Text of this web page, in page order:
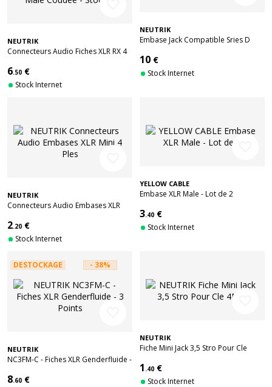
NEUTRIK
Connecteurs Audio Fiches XLR RX 4
6.50 €
Stock Internet
NEUTRIK
Embase Jack Compatible Sries D
10 €
Stock Internet
NEUTRIK
Connecteurs Audio Embases XLR
2.20 €
Stock Internet
YELLOW CABLE
Embase XLR Male - Lot de 2
3.40 €
Stock Internet
DESTOCKAGE - 38%
NEUTRIK
NC3FM-C - Fiches XLR Genderfluide -
8.60 €
NEUTRIK
Fiche Mini Jack 3,5 Stro Pour Cle
1 .40 €
Stock Internet